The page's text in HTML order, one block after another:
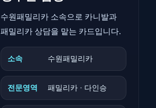
수원패밀리카 소속으로 카니발과
패밀리카 상담을 맡는 카드입니다.
소속 수원패밀리카
전문영역 패밀리카 · 다인승